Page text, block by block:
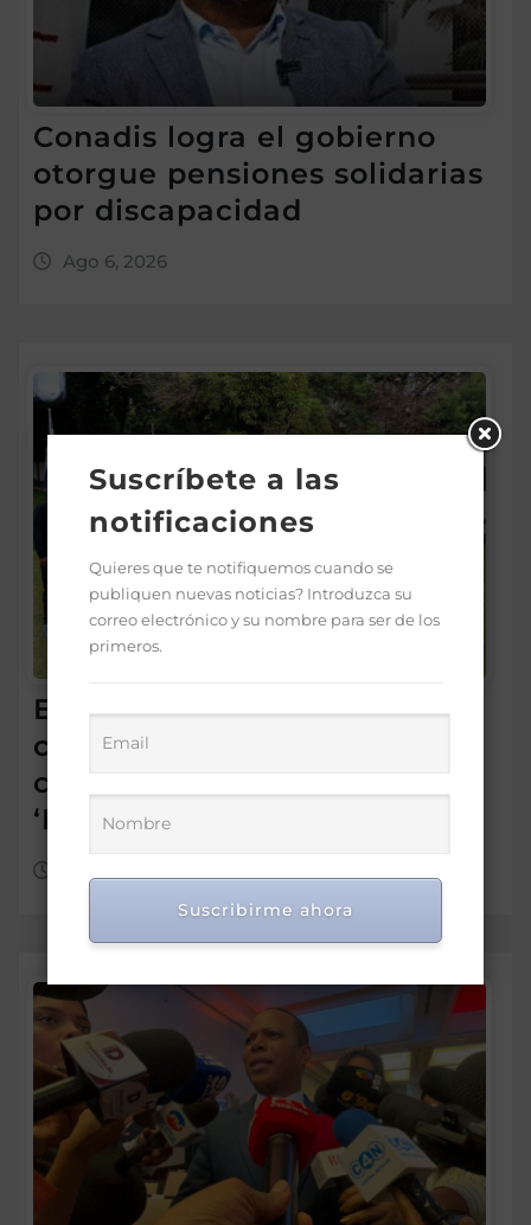
Conadis logra el gobierno
otorgue pensiones solidarias
por discapacidad
Ago 6, 2026
Embajada Dominicana y
comunidad en Chile reciben
con entusiasmo a las
‘Princesas del Caribe’
Suscríbete a las
notificaciones
Quieres que te notifiquemos cuando se
publiquen nuevas noticias? Introduzca su
correo electrónico y su nombre para ser de los
primeros.
Suscribirme ahora